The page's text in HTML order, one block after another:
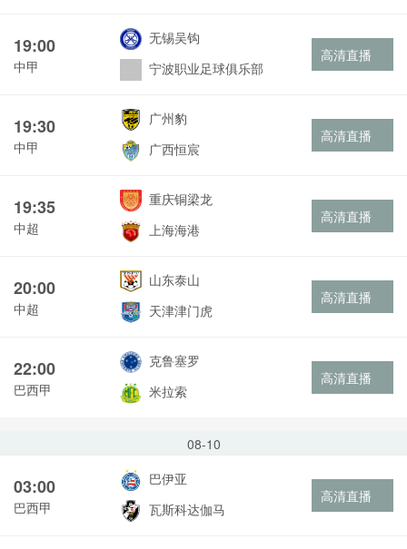
19:00
中甲
无锡吴钩
宁波职业足球俱乐部
高清直播
19:30
中甲
广州豹
广西恒宸
高清直播
19:35
中超
重庆铜梁龙
上海海港
高清直播
20:00
中超
山东泰山
天津津门虎
高清直播
22:00
巴西甲
克鲁塞罗
米拉索
高清直播
08-10
03:00
巴西甲
巴伊亚
瓦斯科达伽马
高清直播